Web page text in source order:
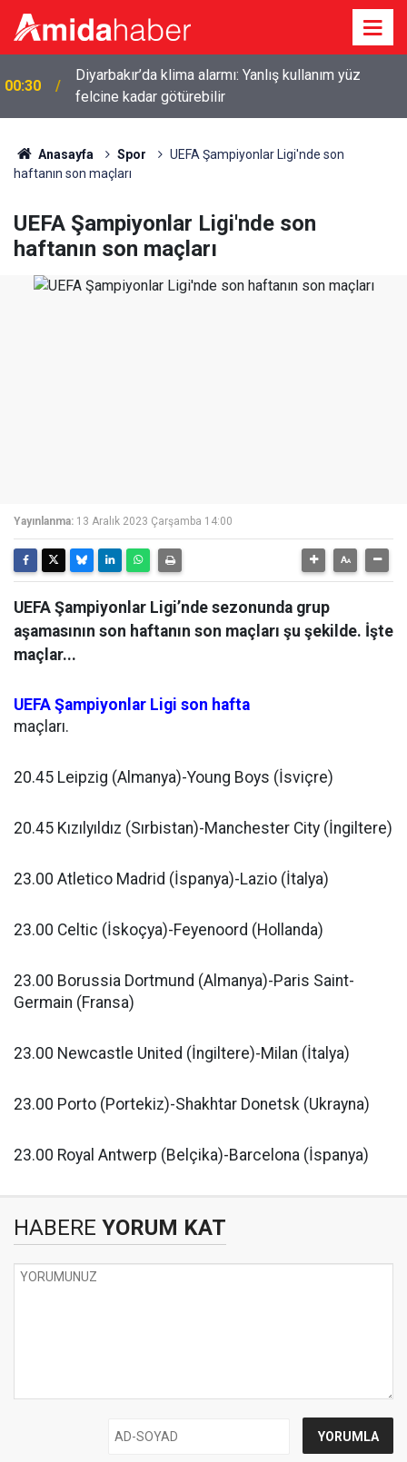
00:30
Diyarbakır’da klima alarmı: Yanlış kullanım yüz
felcine kadar götürebilir
Anasayfa Spor
UEFA Şampiyonlar Ligi'nde son
haftanın son maçları
UEFA Şampiyonlar Ligi'nde son
haftanın son maçları
Yayınlanma: 13 Aralık 2023 Çarşamba 14:00
UEFA Şampiyonlar Ligi’nde sezonunda grup
aşamasının son haftanın son maçları şu şekilde. İşte
maçlar...
UEFA Şampiyonlar Ligi son hafta
maçları.
20.45 Leipzig (Almanya)-Young Boys (İsviçre)
20.45 Kızılyıldız (Sırbistan)-Manchester City (İngiltere)
23.00 Atletico Madrid (İspanya)-Lazio (İtalya)
23.00 Celtic (İskoçya)-Feyenoord (Hollanda)
23.00 Borussia Dortmund (Almanya)-Paris Saint-
Germain (Fransa)
23.00 Newcastle United (İngiltere)-Milan (İtalya)
23.00 Porto (Portekiz)-Shakhtar Donetsk (Ukrayna)
23.00 Royal Antwerp (Belçika)-Barcelona (İspanya)
HABERE YORUM KAT